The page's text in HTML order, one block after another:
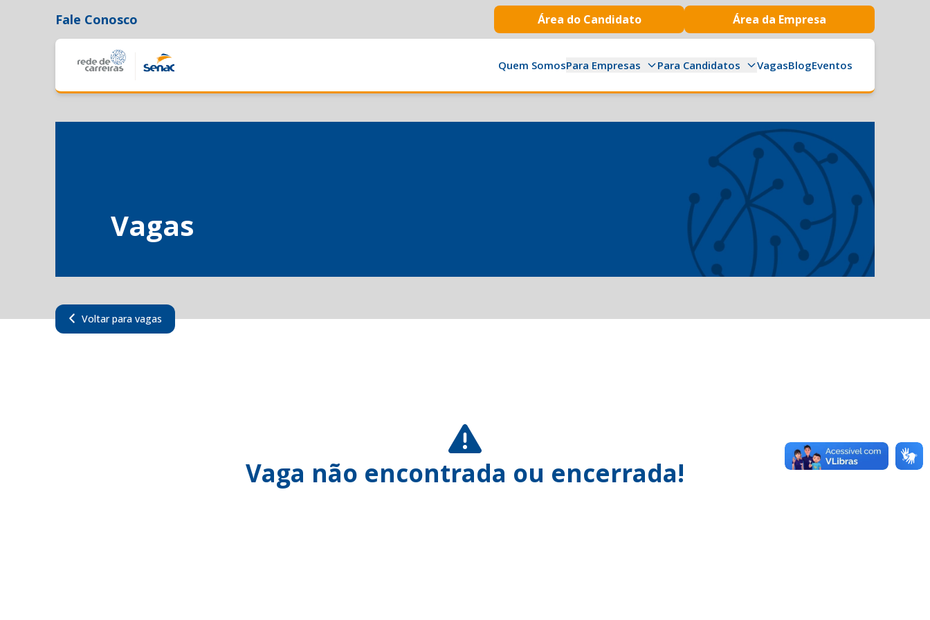
Fale Conosco Área do Candidato Área da Empresa
Quem SomosPara Empresas Para Candidatos VagasBlogEventos
Vagas
Voltar para vagas
Vaga não encontrada ou encerrada!